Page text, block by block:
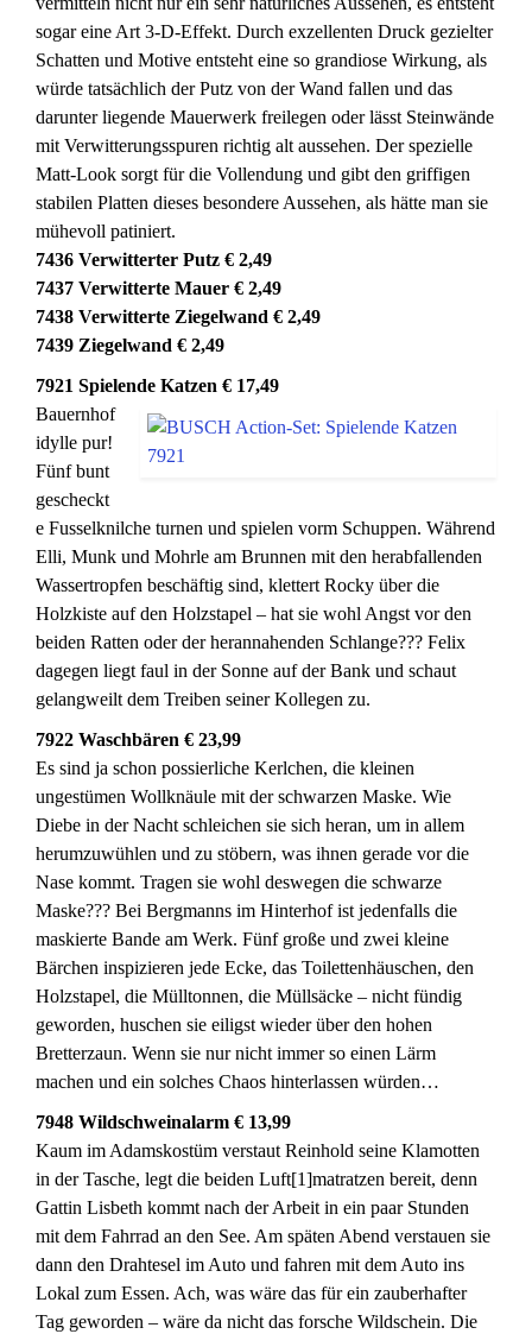
sogar eine Art 3-D-Effekt. Durch exzellenten Druck gezielter
Schatten und Motive entsteht eine so grandiose Wirkung, als
würde tatsächlich der Putz von der Wand fallen und das
darunter liegende Mauerwerk freilegen oder lässt Steinwände
mit Verwitterungsspuren richtig alt aussehen. Der spezielle
Matt-Look sorgt für die Vollendung und gibt den griffigen
stabilen Platten dieses besondere Aussehen, als hätte man sie
mühevoll patiniert.
7436 Verwitterter Putz € 2,49
7437 Verwitterte Mauer € 2,49
7438 Verwitterte Ziegelwand € 2,49
7439 Ziegelwand € 2,49
7921 Spielende Katzen € 17,49
Bauernhof
idylle pur!
Fünf bunt
gescheckt
e Fusselknilche turnen und spielen vorm Schuppen. Während
Elli, Munk und Mohrle am Brunnen mit den herabfallenden
Wassertropfen beschäftig sind, klettert Rocky über die
Holzkiste auf den Holzstapel – hat sie wohl Angst vor den
beiden Ratten oder der herannahenden Schlange??? Felix
dagegen liegt faul in der Sonne auf der Bank und schaut
gelangweilt dem Treiben seiner Kollegen zu.
7922 Waschbären € 23,99
Es sind ja schon possierliche Kerlchen, die kleinen
ungestümen Wollknäule mit der schwarzen Maske. Wie
Diebe in der Nacht schleichen sie sich heran, um in allem
herumzuwühlen und zu stöbern, was ihnen gerade vor die
Nase kommt. Tragen sie wohl deswegen die schwarze
Maske??? Bei Bergmanns im Hinterhof ist jedenfalls die
maskierte Bande am Werk. Fünf große und zwei kleine
Bärchen inspizieren jede Ecke, das Toilettenhäuschen, den
Holzstapel, die Mülltonnen, die Müllsäcke – nicht fündig
geworden, huschen sie eiligst wieder über den hohen
Bretterzaun. Wenn sie nur nicht immer so einen Lärm
machen und ein solches Chaos hinterlassen würden…
7948 Wildschweinalarm € 13,99
Kaum im Adamskostüm verstaut Reinhold seine Klamotten
in der Tasche, legt die beiden Luft[1]matratzen bereit, denn
Gattin Lisbeth kommt nach der Arbeit in ein paar Stunden
mit dem Fahrrad an den See. Am späten Abend verstauen sie
dann den Drahtesel im Auto und fahren mit dem Auto ins
Lokal zum Essen. Ach, was wäre das für ein zauberhafter
Tag geworden – wäre da nicht das forsche Wildschein. Die